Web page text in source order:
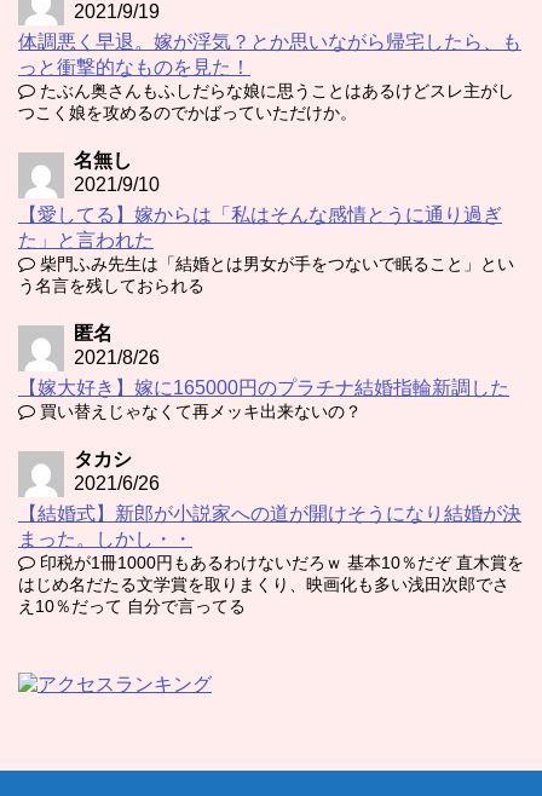
2021/9/19
体調悪く早退。嫁が浮気？とか思いながら帰宅したら、も
っと衝撃的なものを見た！
たぶん奥さんもふしだらな娘に思うことはあるけどスレ主がし
つこく娘を攻めるのでかばっていただけか。
名無し
2021/9/10
【愛してる】嫁からは「私はそんな感情とうに通り過ぎ
た」と言われた
柴門ふみ先生は「結婚とは男女が手をつないで眠ること」とい
う名言を残しておられる
匿名
2021/8/26
【嫁大好き】嫁に165000円のプラチナ結婚指輪新調した
買い替えじゃなくて再メッキ出来ないの？
タカシ
2021/6/26
【結婚式】新郎が小説家への道が開けそうになり結婚が決
まった。しかし・・
印税が1冊1000円もあるわけないだろｗ 基本10％だぞ 直木賞を
はじめ名だたる文学賞を取りまくり、映画化も多い浅田次郎でさ
え10％だって 自分で言ってる